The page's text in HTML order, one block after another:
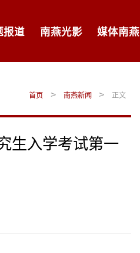
报道 南燕光影 媒体南燕
首页 > 南燕新闻 > 正文
生入学考试第一